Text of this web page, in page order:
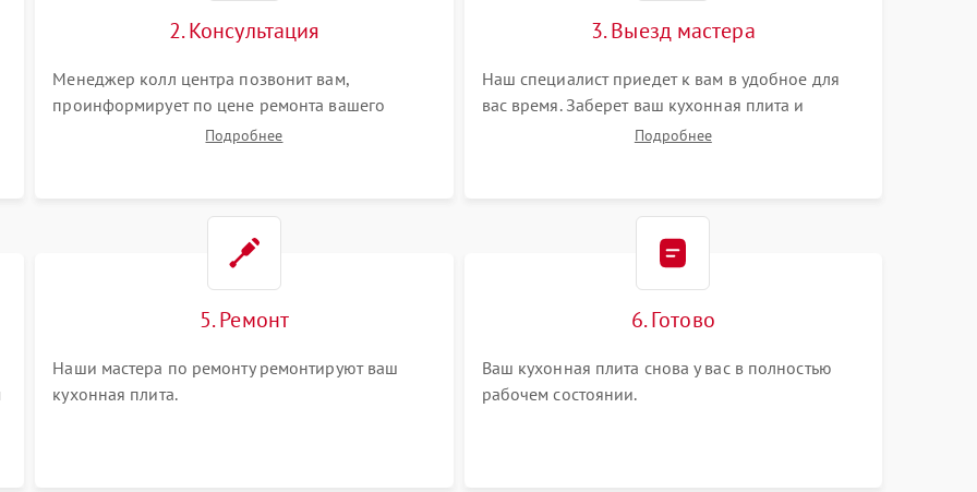
2. Консультация
Менеджер колл центра позвонит вам,
проинформирует по цене ремонта вашего
кухонной плиты а также ответит на все ваши
Подробнее
3. Выезд мастера
Наш специалист приедет к вам в удобное для
вас время. Заберет ваш кухонная плита и
привезет на склад для диагностики.
Подробнее
5. Ремонт
Наши мастера по ремонту ремонтируют ваш
кухонная плита.
6. Готово
Ваш кухонная плита снова у вас в полностью
рабочем состоянии.